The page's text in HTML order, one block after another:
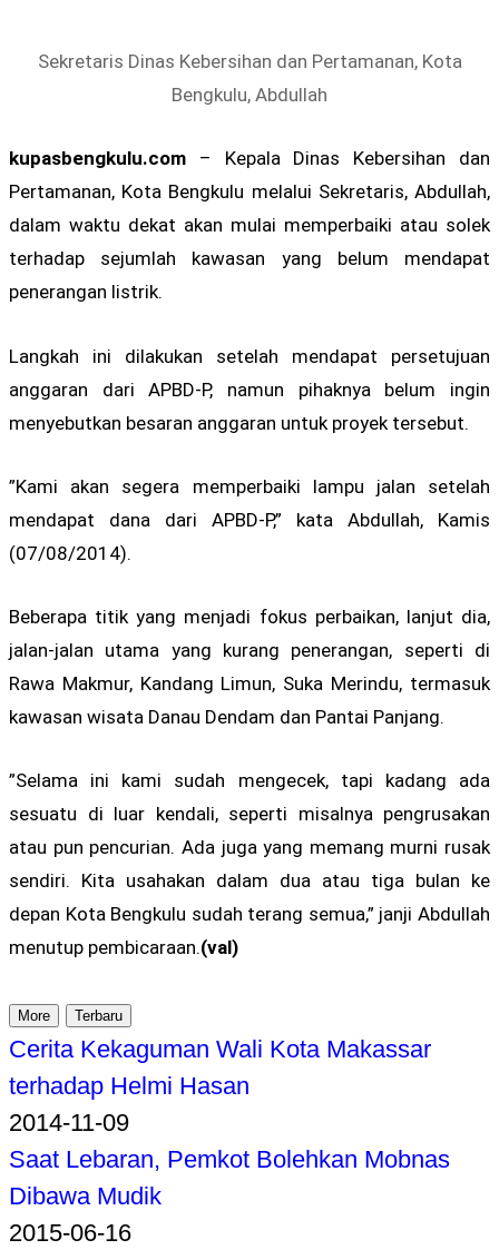
Sekretaris Dinas Kebersihan dan Pertamanan, Kota
Bengkulu, Abdullah
kupasbengkulu.com – Kepala Dinas Kebersihan dan
Pertamanan, Kota Bengkulu melalui Sekretaris, Abdullah,
dalam waktu dekat akan mulai memperbaiki atau solek
terhadap sejumlah kawasan yang belum mendapat
penerangan listrik.
Langkah ini dilakukan setelah mendapat persetujuan
anggaran dari APBD-P, namun pihaknya belum ingin
menyebutkan besaran anggaran untuk proyek tersebut.
”Kami akan segera memperbaiki lampu jalan setelah
mendapat dana dari APBD-P,” kata Abdullah, Kamis
(07/08/2014).
Beberapa titik yang menjadi fokus perbaikan, lanjut dia,
jalan-jalan utama yang kurang penerangan, seperti di
Rawa Makmur, Kandang Limun, Suka Merindu, termasuk
kawasan wisata Danau Dendam dan Pantai Panjang.
”Selama ini kami sudah mengecek, tapi kadang ada
sesuatu di luar kendali, seperti misalnya pengrusakan
atau pun pencurian. Ada juga yang memang murni rusak
sendiri. Kita usahakan dalam dua atau tiga bulan ke
depan Kota Bengkulu sudah terang semua,” janji Abdullah
menutup pembicaraan.(val)
More Terbaru
Cerita Kekaguman Wali Kota Makassar
terhadap Helmi Hasan
2014-11-09
Saat Lebaran, Pemkot Bolehkan Mobnas
Dibawa Mudik
2015-06-16